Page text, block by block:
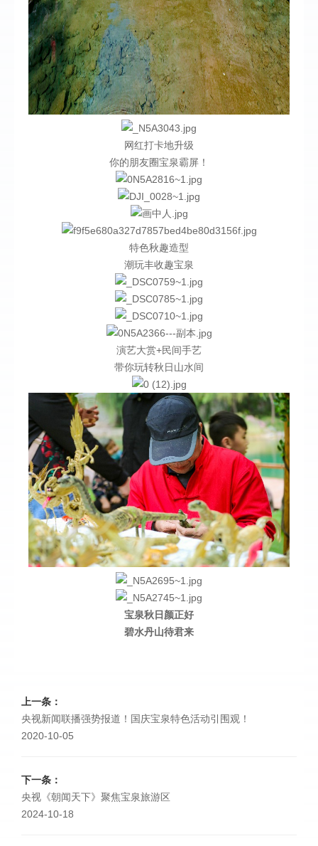
网红打卡地升级
你的朋友圈宝泉霸屏！
特色秋趣造型
潮玩丰收趣宝泉
演艺大赏+民间手艺
带你玩转秋日山水间
宝泉秋日颜正好
碧水丹山待君来
上一条：
央视新闻联播强势报道！国庆宝泉特色活动引围观！
2020-10-05
下一条：
央视《朝闻天下》聚焦宝泉旅游区
2024-10-18